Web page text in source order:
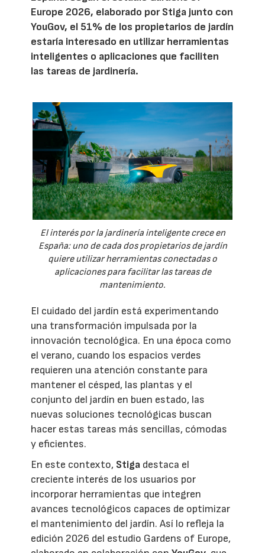
Europe 2026, elaborado por Stiga junto con
YouGov, el 51% de los propietarios de jardín
estaría interesado en utilizar herramientas
inteligentes o aplicaciones que faciliten
las tareas de jardinería.
El interés por la jardinería inteligente crece en
España: uno de cada dos propietarios de jardín
quiere utilizar herramientas conectadas o
aplicaciones para facilitar las tareas de
mantenimiento.
El cuidado del jardín está experimentando
una transformación impulsada por la
innovación tecnológica. En una época como
el verano, cuando los espacios verdes
requieren una atención constante para
mantener el césped, las plantas y el
conjunto del jardín en buen estado, las
nuevas soluciones tecnológicas buscan
hacer estas tareas más sencillas, cómodas
y eficientes.
En este contexto, Stiga destaca el
creciente interés de los usuarios por
incorporar herramientas que integren
avances tecnológicos capaces de optimizar
el mantenimiento del jardín. Así lo refleja la
edición 2026 del estudio Gardens of Europe,